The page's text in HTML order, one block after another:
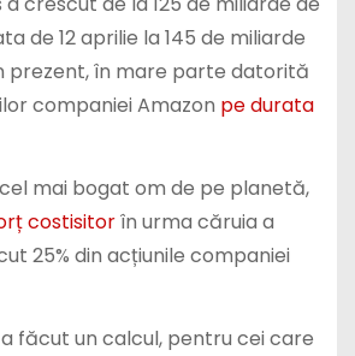
de 12 aprilie la 145 de miliarde
prezent, în mare parte datorită
companiei Amazon pe durata
mai bogat om de pe planetă,
costisitorîn urma căruia a
25% din acțiunile companiei
a făcut un calcul, pentru cei care